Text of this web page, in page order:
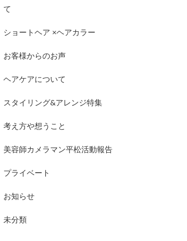
て
ショートヘア ×ヘアカラー
お客様からのお声
ヘアケアについて
スタイリング&アレンジ特集
考え方や想うこと
美容師カメラマン平松活動報告
プライベート
お知らせ
未分類